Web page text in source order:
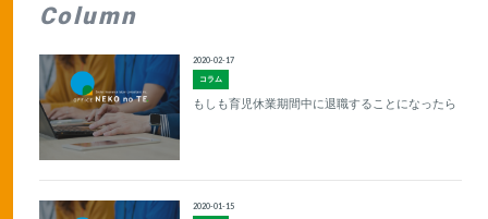
Column
コラム
2020-02-17
もしも育児休業期間中に退職することになったら
2020-01-15